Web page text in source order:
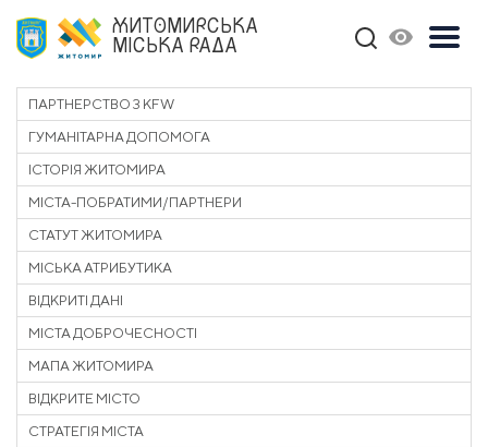
ЖИТОМИРСЬКА
МІСЬКА РАДА
ПАРТНЕРСТВО З KFW
ГУМАНІТАРНА ДОПОМОГА
ІСТОРІЯ ЖИТОМИРА
МІСТА-ПОБРАТИМИ/ПАРТНЕРИ
СТАТУТ ЖИТОМИРА
МІСЬКА АТРИБУТИКА
ВІДКРИТІ ДАНІ
МІСТА ДОБРОЧЕСНОСТІ
МАПА ЖИТОМИРА
ВІДКРИТЕ МІСТО
СТРАТЕГІЯ МІСТА